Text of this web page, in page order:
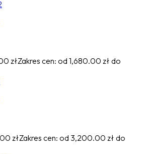
złZakres cen: od 1,680.00 zł do
złZakres cen: od 3,200.00 zł do